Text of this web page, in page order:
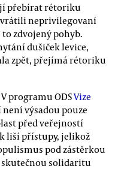
přebírat rétoriku
vrátili neprivilegovaní
zdvojený pohyb.
dušiček levice,
zpět, přejímá rétoriku
programu ODSVize
výsadou pouze
před veřejností
liší přístupy, jelikož
pod zástěrkou
skutečnou solidaritu